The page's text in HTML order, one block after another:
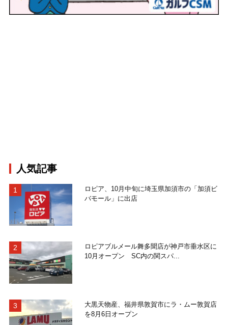
人気記事
ロピア、10月中旬に埼玉県加須市の「加須ビ
バモール」に出店
ロピアブルメール舞多聞店が神戸市垂水区に
10月オープン SC内の関スパ...
大黒天物産、福井県敦賀市にラ・ムー敦賀店
を8月6日オープン